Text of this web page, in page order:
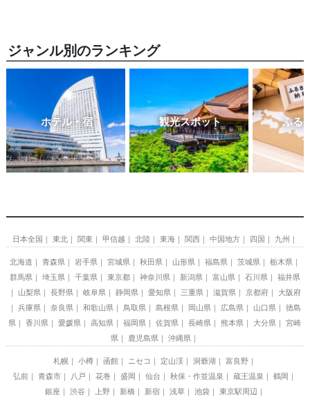
ジャンル別のランキング
ホテル・宿 観光スポット ふる
日本全国 東北 関東 甲信越 北陸 東海 関西 中国地方 四国 九州
北海道 青森県 岩手県 宮城県 秋田県 山形県 福島県 茨城県
栃木県
群馬県
埼玉県 千葉県 東京都 神奈川県 新潟県 富山県 石川県
福井県
山梨県
長野県 岐阜県 静岡県 愛知県 三重県 滋賀県 京都府
大阪府
兵庫県
奈良県 和歌山県 鳥取県 島根県 岡山県 広島県 山口県
徳島
県
香川県 愛媛県 高知県 福岡県 佐賀県 長崎県 熊本県 大分県
宮崎
県
鹿児島県 沖縄県
札幌 小樽 函館 ニセコ 定山渓 洞爺湖
富良野
弘前
青森市 八戸 花巻 盛岡 仙台 秋保・作並温泉 蔵王温泉
鶴岡
銀座
渋谷 上野 新橋 新宿 浅草 池袋 東京駅周辺